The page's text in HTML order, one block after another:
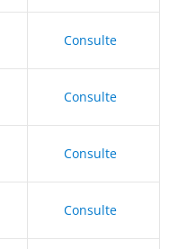
Consulte
Consulte
Consulte
Consulte